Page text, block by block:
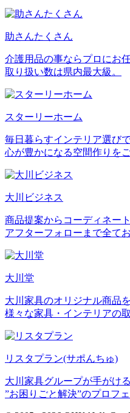
助さんたくさん
介護用品の事ならプロにお任
取り扱い数は県内最大級。
スターリーホーム
毎日暮らすインテリア選び
心が豊かになる空間作りを
大川ビジネス
商品提案からコーディネート
アフターフォローまで全て
大川堂
大川家具のオリジナル商品
様々な家具・インテリアの取
リスタプラン(サポんちゅ)
大川家具グループが手がける
”お困りごと解決”のプロフ